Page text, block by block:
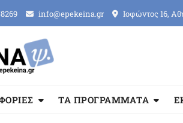
info@epekeina.gr Ιοφώντος 16,
ΤΑ ΠΡΟΓΡΑΜΜΑΤΑ